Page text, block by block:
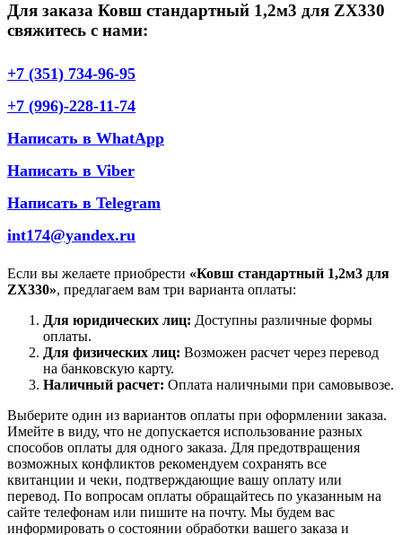
Для заказа Ковш стандартный 1,2м3 для ZX330
свяжитесь с нами:
+7 (351) 734-96-95
+7 (996)-228-11-74
Написать в WhatApp
Написать в Viber
Написать в Telegram
int174@yandex.ru
Если вы желаете приобрести «Ковш стандартный 1,2м3 для
ZX330», предлагаем вам три варианта оплаты:
Для юридических лиц: Доступны различные формы
оплаты.
Для физических лиц: Возможен расчет через перевод
на банковскую карту.
Наличный расчет: Оплата наличными при самовывозе.
Выберите один из вариантов оплаты при оформлении заказа.
Имейте в виду, что не допускается использование разных
способов оплаты для одного заказа. Для предотвращения
возможных конфликтов рекомендуем сохранять все
квитанции и чеки, подтверждающие вашу оплату или
перевод. По вопросам оплаты обращайтесь по указанным на
сайте телефонам или пишите на почту. Мы будем вас
информировать о состоянии обработки вашего заказа и